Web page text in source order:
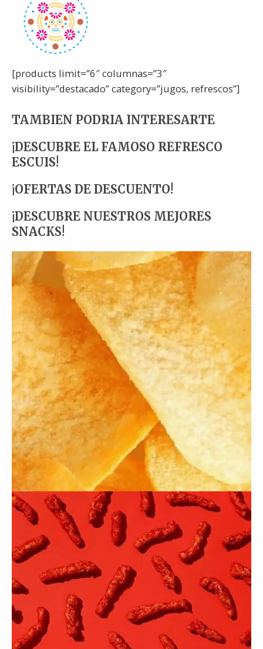
[products limit=”6″ columnas=”3″
visibility=”destacado” category=”jugos, refrescos”]
TAMBIEN PODRIA INTERESARTE
¡DESCUBRE EL FAMOSO REFRESCO
ESCUIS!
¡OFERTAS DE DESCUENTO!
¡DESCUBRE NUESTROS MEJORES
SNACKS!